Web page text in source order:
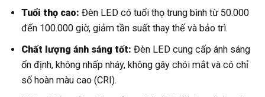
Tuổi thọ cao: Đèn LED có tuổi thọ trung bình từ 50.000
đến 100.000 giờ, giảm tần suất thay thế và bảo trì.
Chất lượng ánh sáng tốt: Đèn LED cung cấp ánh sáng
ổn định, không nhấp nháy, không gây chói mắt và có chỉ
số hoàn màu cao (CRI).